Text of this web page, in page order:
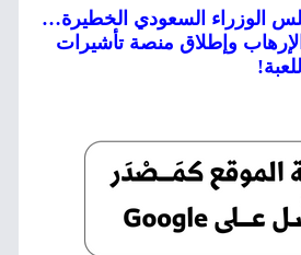
الوزراء السعودي الخطيرة…
وإطلاق منصة تأشيرات